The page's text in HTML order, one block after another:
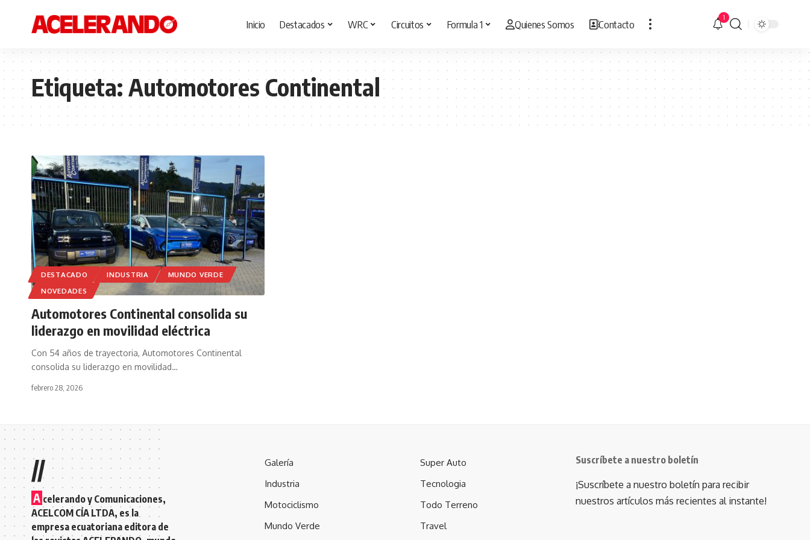
Inicio Destacados WRC Circuitos Formula 1 Quienes Somos Contacto 1
Etiqueta: Automotores Continental
DESTACADO INDUSTRIA
MUNDO VERDE
NOVEDADES
Automotores Continental consolida su
liderazgo en movilidad eléctrica
Con 54 años de trayectoria, Automotores Continental
consolida su liderazgo en movilidad…
febrero 28, 2026
//
A celerando y Comunicaciones,
ACELCOM CÍA LTDA, es la
empresa ecuatoriana editora de
Galería
Industria
Motociclismo
Mundo Verde
Super Auto
Tecnologia
Todo Terreno
Travel
Suscríbete a nuestro boletín
¡Suscríbete a nuestro boletín para recibir
nuestros artículos más recientes al instante!